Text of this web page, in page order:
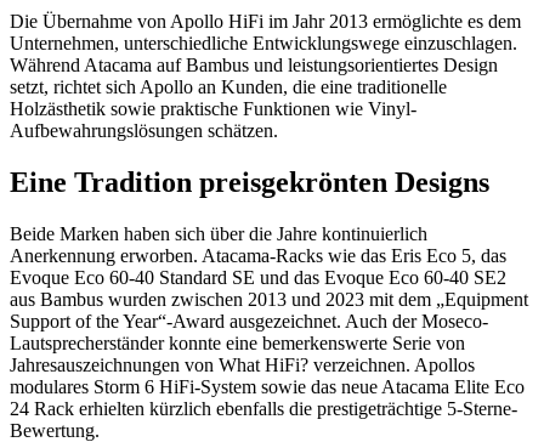
Die Übernahme von Apollo HiFi im Jahr 2013 ermöglichte es dem
Unternehmen, unterschiedliche Entwicklungswege einzuschlagen.
Während Atacama auf Bambus und leistungsorientiertes Design
setzt, richtet sich Apollo an Kunden, die eine traditionelle
Holzästhetik sowie praktische Funktionen wie Vinyl-
Aufbewahrungslösungen schätzen.
Eine Tradition preisgekrönten Designs
Beide Marken haben sich über die Jahre kontinuierlich
Anerkennung erworben. Atacama-Racks wie das Eris Eco 5, das
Evoque Eco 60-40 Standard SE und das Evoque Eco 60-40 SE2
aus Bambus wurden zwischen 2013 und 2023 mit dem „Equipment
Support of the Year“-Award ausgezeichnet. Auch der Moseco-
Lautsprecherständer konnte eine bemerkenswerte Serie von
Jahresauszeichnungen von What HiFi? verzeichnen. Apollos
modulares Storm 6 HiFi-System sowie das neue Atacama Elite Eco
24 Rack erhielten kürzlich ebenfalls die prestigeträchtige 5-Sterne-
Bewertung.